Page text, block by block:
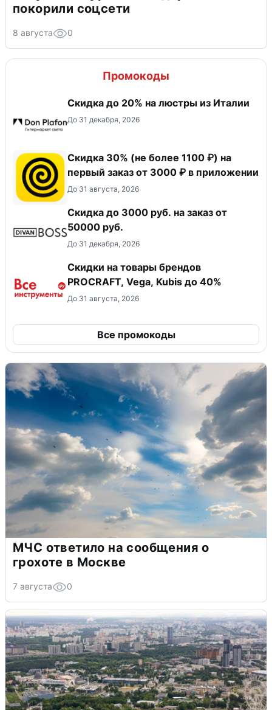
покорили соцсети
8 августа 0
Промокоды
Скидка до 20% на люстры из Италии
До 31 декабря, 2026
Скидка 30% (не более 1100 ₽) на
первый заказ от 3000 ₽ в приложении
До 31 августа, 2026
Скидка до 3000 руб. на заказ от
50000 руб.
До 31 декабря, 2026
Скидки на товары брендов
PROCRAFT, Vega, Kubis до 40%
До 31 августа, 2026
Все промокоды
МЧС ответило на сообщения о
грохоте в Москве
7 августа 0